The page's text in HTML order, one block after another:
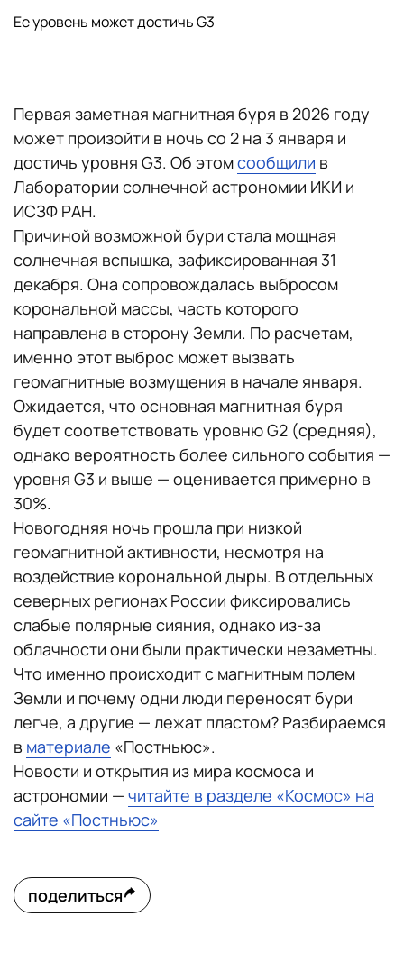
Ее уровень может достичь G3
Первая заметная магнитная буря в 2026 году
может произойти в ночь со 2 на 3 января и
достичь уровня G3. Об этомсообщили в
Лаборатории солнечной астрономии ИКИ и
ИСЗФ РАН.
Причиной возможной бури стала мощная
солнечная вспышка, зафиксированная 31
декабря. Она сопровождалась выбросом
корональной массы, часть которого
направлена в сторону Земли. По расчетам,
именно этот выброс может вызвать
геомагнитные возмущения в начале января.
Ожидается, что основная магнитная буря
будет соответствовать уровню G2 (средняя),
однако вероятность более сильного события —
уровня G3 и выше — оценивается примерно в
30%.
Новогодняя ночь прошла при низкой
геомагнитной активности, несмотря на
воздействие корональной дыры. В отдельных
северных регионах России фиксировались
слабые полярные сияния, однако из-за
облачности они были практически незаметны.
Что именно происходит с магнитным полем
Земли и почему одни люди переносят бури
легче, а другие — лежат пластом? Разбираемся
в материале «Постньюс».
Новости и открытия из мира космоса и
астрономии — читайте в разделе «Космос» на
сайте «Постньюс»
поделиться